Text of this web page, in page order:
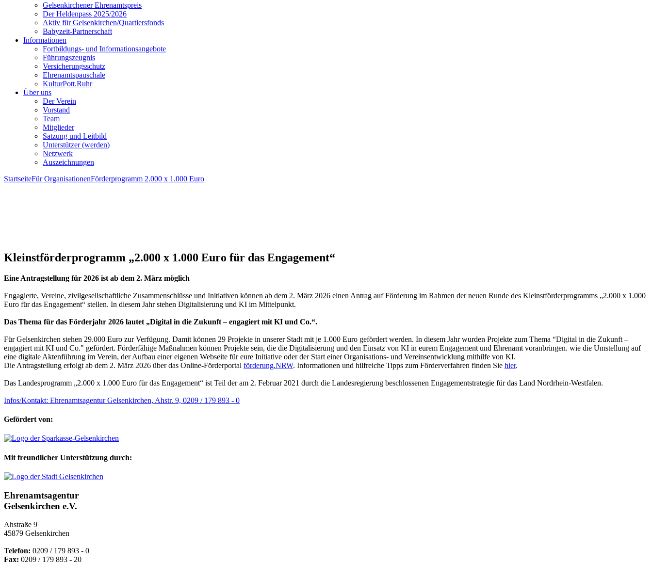
Gelsenkirchener Ehrenamtspreis
Der Heldenpass 2025/2026
Aktiv für Gelsenkirchen/Quartiersfonds
Babyzeit-Partnerschaft
Informationen
Fortbildungs- und Informationsangebote
Führungszeugnis
Versicherungsschutz
Ehrenamtspauschale
KulturPott.Ruhr
Über uns
Der Verein
Vorstand
Team
Mitglieder
Satzung und Leitbild
Unterstützer (werden)
Netzwerk
Auszeichnungen
StartseiteFür OrganisationenFörderprogramm 2.000 x 1.000 Euro
Kleinstförderprogramm „2.000 x 1.000 Euro für das Engagement“
Eine Antragstellung für 2026 ist ab dem 2. März möglich
Engagierte, Vereine, zivilgesellschaftliche Zusammenschlüsse und Initiativen können ab dem 2. März 2026 einen Antrag auf Förderung im Rahmen der neuen Runde des Kleinstförderprogramms „2.000 x 1.000
Euro für das Engagement“ stellen. In diesem Jahr stehen Digitalisierung und KI im Mittelpunkt.
Das Thema für das Förderjahr 2026 lautet „Digital in die Zukunft – engagiert mit KI und Co.“.
Für Gelsenkirchen stehen 29.000 Euro zur Verfügung. Damit können 29 Projekte in unserer Stadt mit je 1.000 Euro gefördert werden. In diesem Jahr wurden Projekte zum Thema “Digital in die Zukunft –
engagiert mit KI und Co." gefördert. Förderfähige Maßnahmen können Projekte sein, die die Digitalisierung und den Einsatz von KI in eurem Engagement und Ehrenamt voranbringen. wie die Umstellung auf
eine digitale Aktenführung im Verein, der Aufbau einer eigenen Webseite für eure Initiative oder der Start einer Organisations- und Vereinsentwicklung mithilfe von KI.
Die Antragstellung erfolgt ab dem 2. März 2026 über das Online-Förderportal förderung.NRW. Informationen und hilfreiche Tipps zum Förderverfahren finden Sie hier.
Das Landesprogramm „2.000 x 1.000 Euro für das Engagement“ ist Teil der am 2. Februar 2021 durch die Landesregierung beschlossenen Engagementstrategie für das Land Nordrhein-Westfalen.
Infos/Kontakt: Ehrenamtsagentur Gelsenkirchen, Ahstr. 9, 0209 / 179 893 - 0
Gefördert von:
Mit freundlicher Unterstützung durch:
Ehrenamtsagentur
Gelsenkirchen e.V.
Ahstraße 9
45879 Gelsenkirchen
Telefon: 0209 / 179 893 - 0
Fax: 0209 / 179 893 - 20